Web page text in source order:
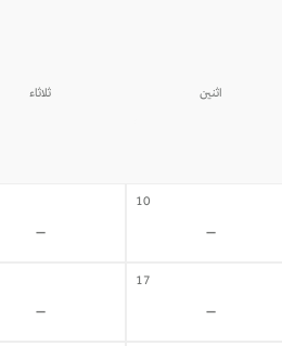
اثنين ثلاثاء
10
-
-
17
-
-